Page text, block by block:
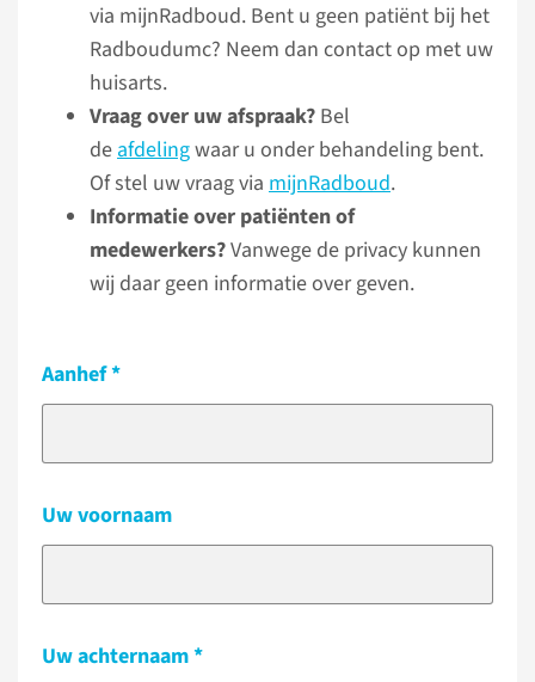
via mijnRadboud. Bent u geen patiënt bij het
Radboudumc? Neem dan contact op met uw
huisarts.
Vraag over uw afspraak? Bel
deafdelingwaar u onder behandeling bent.
Of stel uw vraag via mijnRadboud.
Informatie over patiënten of
medewerkers?Vanwege de privacy kunnen
wij daar geen informatie over geven.
Aanhef
Uw voornaam
Uw achternaam